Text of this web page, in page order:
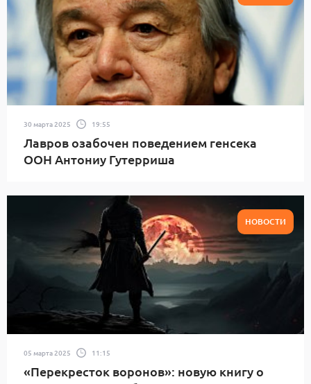
30 марта 2025 19:55
Лавров озабочен поведением генсека
ООН Антониу Гутерриша
НОВОСТИ
05 марта 2025 11:15
«Перекресток воронов»: новую книгу о